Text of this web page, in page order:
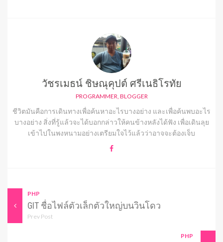
วัชรเมธน์ ชิษณุคุปต์ ศรีเนธิโรทัย
PROGRAMMER, BLOGGER
ชีวิตมันคือการเดินทางเพื่อค้นหาอะไรบางอย่าง และเพื่อค้นพบอะไร
บางอย่าง สิ่งที่รู้แล้วจะได้บอกกล่าวให้คนข้างหลังได้ฟัง เพื่อเดินลุย
เข้าไปในพงหนามอย่างเตรียมใจไว้แล้วว่าอาจจะต้องเจ็บ
PHP
GIT ชื่อไฟล์ตัวเล็กตัวใหญ่บนวินโดว
Prev Post
PHP